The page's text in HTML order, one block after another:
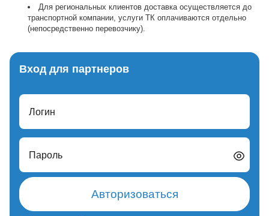
Для региональных клиентов доставка осуществляется до
транспортной компании, услуги ТК оплачиваются отдельно
(непосредственно перевозчику).
Вход для партнеров
Логин
Пароль
Авторизоваться